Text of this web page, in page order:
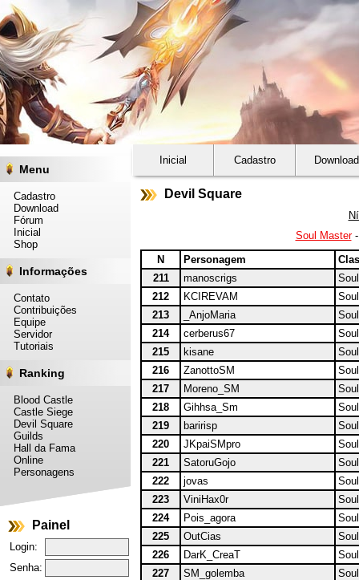
Menu
Cadastro
Download
Fórum
Inicial
Shop
Informações
Contato
Contribuições
Equipe
Servidor
Tutoriais
Ranking
Blood Castle
Castle Siege
Devil Square
Guilds
Hall da Fama
Online
Personagens
Inicial Cadastro Download
Devil Square
Soul Master
N
Personagem
211
manoscrigs
212
KCIREVAM
213
_AnjoMaria
214
cerberus67
215
kisane
216
ZanottoSM
217
Moreno_SM
218
Gihhsa_Sm
219
baririsp
220
JKpaiSMpro
221
SatoruGojo
222
jovas
223
ViniHax0r
224
Pois_agora
225
OutCias
226
DarK_CreaT
227
SM_golemba
Painel
Login:
Senha: